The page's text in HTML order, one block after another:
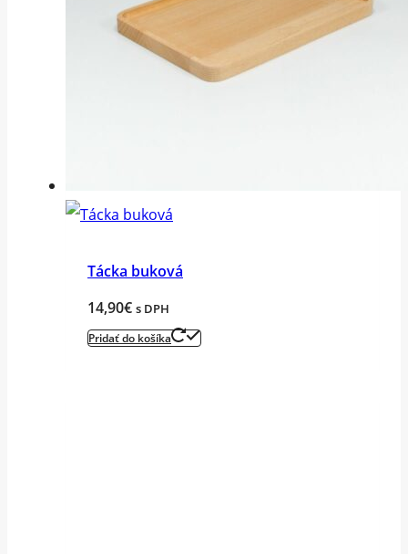
Tácka buková
14,90€ s DPH
Pridať do košíka